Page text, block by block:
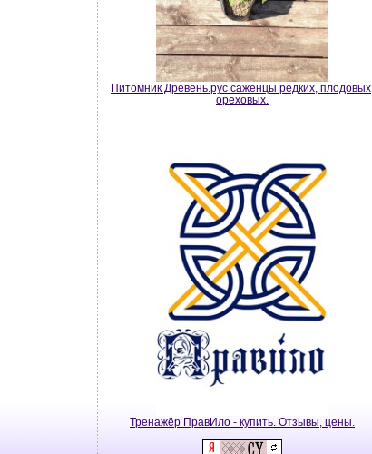
Питомник Древень.рус саженцы редких, плодовых,
ореховых.
Тренажёр ПравИло - купить. Отзывы, цены.